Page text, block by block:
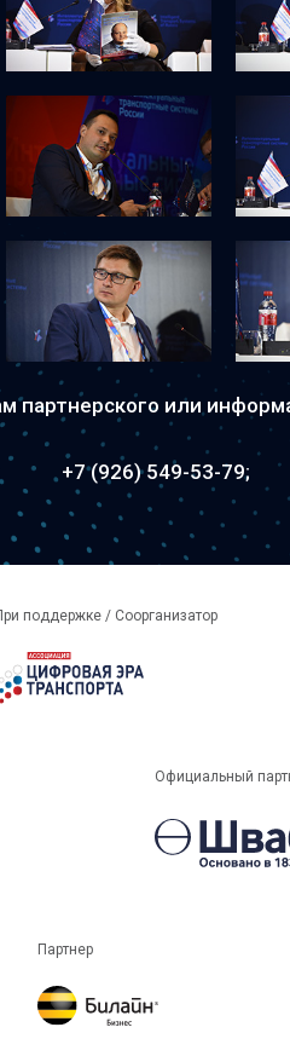
партнерского или
+7 (926) 549-53-79
поддержке / Соорганизатор
Официальный
Партнер